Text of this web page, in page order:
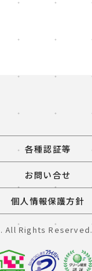
各種認証等
お問い合せ
個人情報保護方針
All Rights Reserved.